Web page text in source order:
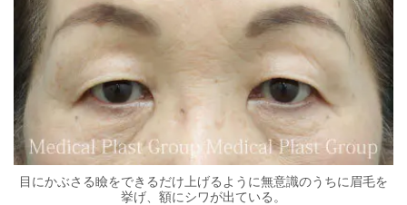
目にかぶさる瞼をできるだけ上げるように無意識のうちに眉毛を
挙げ、額にシワが出ている。